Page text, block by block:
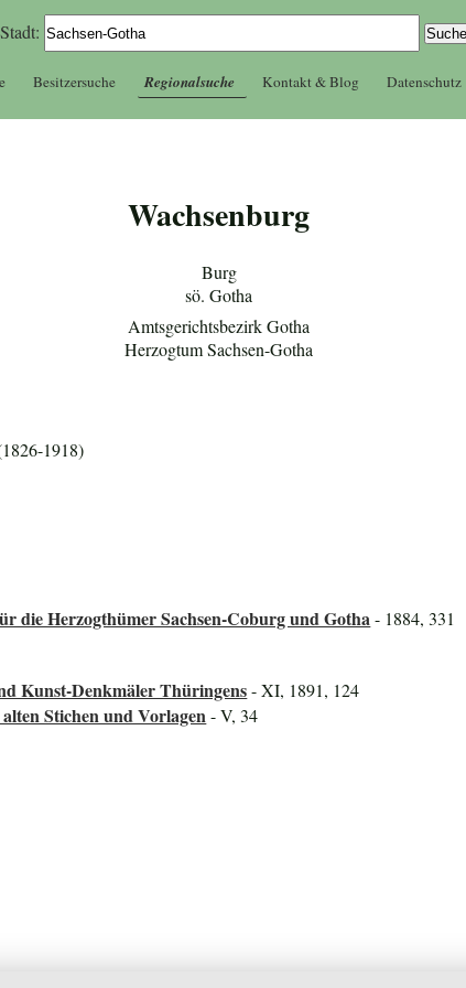
Stadt:
Besitzersuche Regionalsuche Kontakt & Blog Datenschutz
Wachsenburg
Burg
sö. Gotha
Amtsgerichtsbezirk Gotha
Herzogtum Sachsen-Gotha
1918)
die Herzogthümer Sachsen-Coburg und Gotha- 1884, 331
Kunst-Denkmäler Thüringens- XI, 1891, 124
Stichen und Vorlagen- V, 34